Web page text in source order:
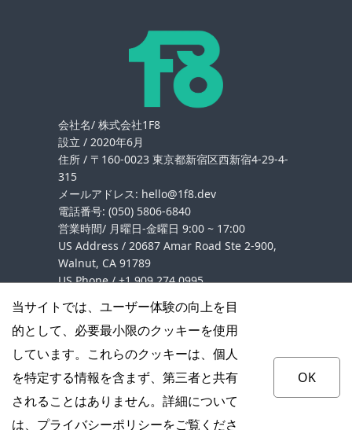
会社名/ 株式会社1F8
設立 / 2020年6月
住所 / 〒160-0023 東京都新宿区西新宿4-29-4-
315
メールアドレス: hello@1f8.dev
電話番号: (050) 5806-6840
営業時間/ 月曜日-金曜日 9:00 ~ 17:00
US Address / 20687 Amar Road Ste 2-900,
Walnut, CA 91789
US Phone /+1 909 274 0995
https://1f8.co.jp/
プライバシーポリシー
関西エリア
大阪府北摂エリア
北九州エリア
福岡市
当サイトでは、ユーザー体験の向上を目
的として、必要最小限のクッキーを使用
しています。これらのクッキーは、個人
を特定する情報を含まず、第三者と共有
されることはありません。詳細について
は、 プライバシーポリシーをご覧くださ
OK